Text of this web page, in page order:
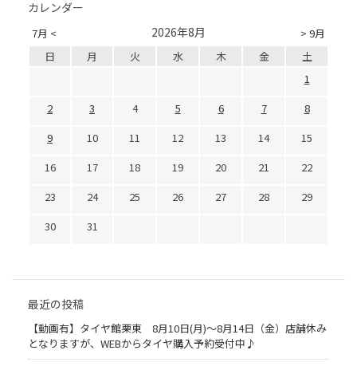
カレンダー
7月 < > 9月
2026年8月
日 月 火 水 木 金
土
1
2
3 4 5 6 7
8
9
10 11 12 13 14
15
16
17 18 19 20 21
22
23
24 25 26 27 28
29
30
31
最近の投稿
【動画有】タイヤ館栗東 8月10日(月)～8月14日（金）店舗休み
となりますが、WEBからタイヤ購入予約受付中♪